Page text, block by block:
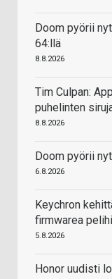
Doom pyörii
64:llä
8.8.2026
Tim Culpan:
puhelinten
8.8.2026
Doom pyörii
6.8.2026
Keychron
firmwarea
5.8.2026
Honor uudisti